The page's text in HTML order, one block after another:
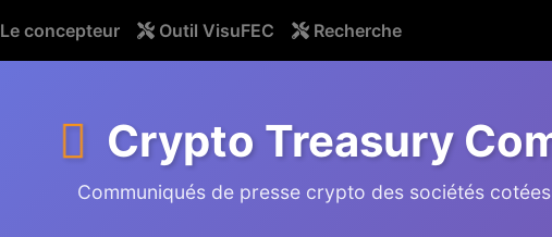
Le concepteur Outil VisuFEC Recherche
Crypto Treasury
Communiqués de presse crypto des sociétés